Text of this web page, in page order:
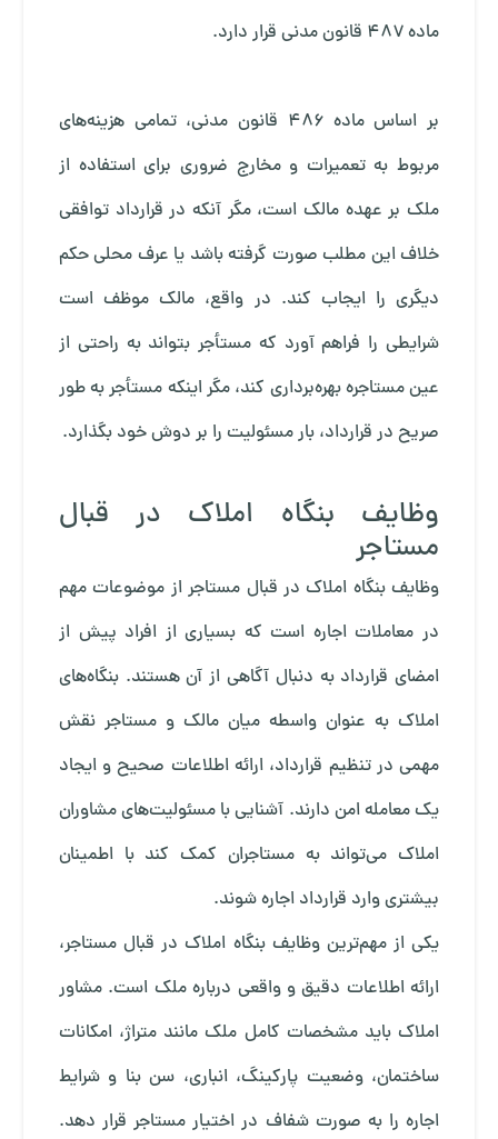
ماده ۴۸۷ قانون مدنی قرار دارد.
بر اساس ماده ۴۸۶ قانون مدنی، تمامی هزینه‌های
مربوط به تعمیرات و مخارج ضروری برای استفاده از
ملک بر عهده مالک است، مگر آنکه در قرارداد توافقی
خلاف این مطلب صورت گرفته باشد یا عرف محلی حکم
دیگری را ایجاب کند. در واقع، مالک موظف است
شرایطی را فراهم آورد که مستأجر بتواند به راحتی از
عین مستاجره بهره‌برداری کند، مگر اینکه مستأجر به طور
صریح در قرارداد، بار مسئولیت را بر دوش خود بگذارد.
وظایف بنگاه املاک در قبال
مستاجر
وظایف بنگاه املاک در قبال مستاجر از موضوعات مهم
در معاملات اجاره است که بسیاری از افراد پیش از
امضای قرارداد به دنبال آگاهی از آن هستند. بنگاه‌های
املاک به عنوان واسطه میان مالک و مستاجر نقش
مهمی در تنظیم قرارداد، ارائه اطلاعات صحیح و ایجاد
یک معامله امن دارند. آشنایی با مسئولیت‌های مشاوران
املاک می‌تواند به مستاجران کمک کند با اطمینان
بیشتری وارد قرارداد اجاره شوند.
یکی از مهم‌ترین وظایف بنگاه املاک در قبال مستاجر،
ارائه اطلاعات دقیق و واقعی درباره ملک است. مشاور
املاک باید مشخصات کامل ملک مانند متراژ، امکانات
ساختمان، وضعیت پارکینگ، انباری، سن بنا و شرایط
اجاره را به صورت شفاف در اختیار مستاجر قرار دهد.